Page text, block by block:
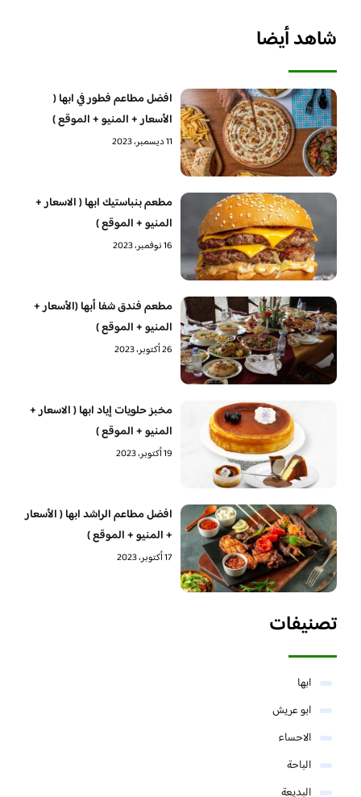
شاهد أيضا
افضل مطاعم فطور في ابها (
الأسعار + المنيو + الموقع )
11 ديسمبر، 2023
مطعم بنباستيك ابها ( الاسعار +
المنيو + الموقع )
16 نوفمبر، 2023
مطعم فندق شفا أبها (الأسعار +
المنيو + الموقع )
26 أكتوبر، 2023
مخبز حلويات إياد ابها ( الاسعار +
المنيو + الموقع )
19 أكتوبر، 2023
افضل مطاعم الراشد ابها ( الأسعار
+ المنيو + الموقع )
17 أكتوبر، 2023
تصنيفات
ابها
ابو عريش
الاحساء
الباحة